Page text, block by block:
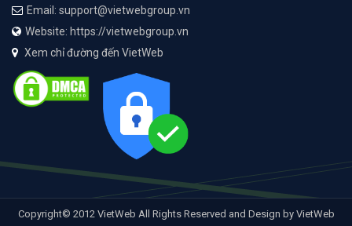
Email: support@vietwebgroup.vn
Website: https://vietwebgroup.vn
Xem chỉ đường đến VietWeb
Copyright© 2012 VietWeb All Rights Reserved and Design by VietWeb